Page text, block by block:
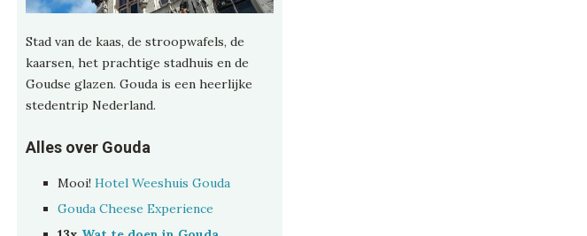
Stad van de kaas, de stroopwafels, de
kaarsen, het prachtige stadhuis en de
Goudse glazen. Gouda is een heerlijke
stedentrip Nederland.
Alles over Gouda
Mooi! Hotel Weeshuis Gouda
Gouda Cheese Experience